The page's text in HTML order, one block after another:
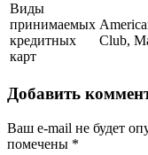
Виды
принимаемых
кредитных
карт
Club,
Добавить
Ваш e-mail не будет
помечены *